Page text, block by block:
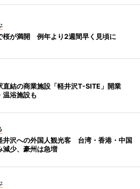
桜が満開 例年より2週間早く見頃に
直結の商業施設「軽井沢T-SITE」開業
温浴施設も
井沢への外国人観光客 台湾・香港・中国
減少、豪州は急増